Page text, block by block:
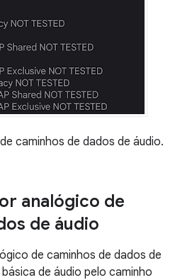
caminhos de dados de áudio.
analógico de
de áudio
de caminhos de dados de
de áudio pelo caminho